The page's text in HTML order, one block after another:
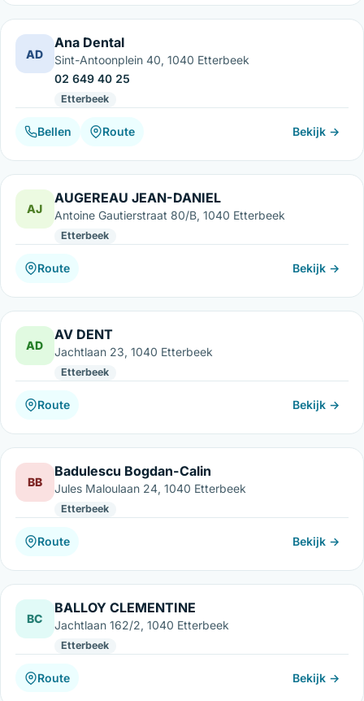
AD
Ana Dental
Sint-Antoonplein 40, 1040 Etterbeek
02 649 40 25
Etterbeek
Bellen Route Bekijk →
AJ
AUGEREAU JEAN-DANIEL
Antoine Gautierstraat 80/B, 1040 Etterbeek
Etterbeek
Route Bekijk →
AD
AV DENT
Jachtlaan 23, 1040 Etterbeek
Etterbeek
Route Bekijk →
BB
Badulescu Bogdan-Calin
Jules Maloulaan 24, 1040 Etterbeek
Etterbeek
Route Bekijk →
BC
BALLOY CLEMENTINE
Jachtlaan 162/2, 1040 Etterbeek
Etterbeek
Route Bekijk →